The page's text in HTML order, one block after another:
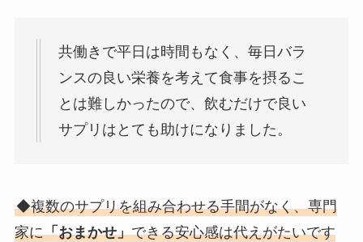
共働きで平日は時間もなく、毎日バラ
ンスの良い栄養を考えて食事を摂るこ
とは難しかったので、飲むだけで良い
サプリはとても助けになりました。
◆複数のサプリを組み合わせる手間がなく、専門
家に「おまかせ」できる安心感は代えがたいです